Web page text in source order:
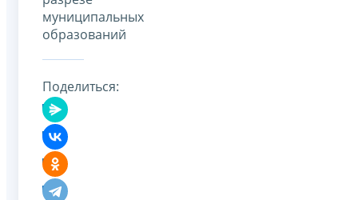
муниципальных
образований
Поделиться: